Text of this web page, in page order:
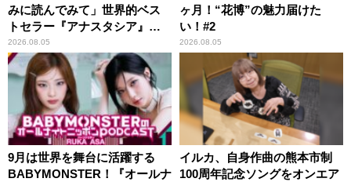
みに読んでみて」世界的ベス
トセラー『アナスタシア』を
紹介
2026.08.05
ヶ月！“花博”の魅力届けた
い！#2
2026.08.05
9月は世界を舞台に活躍する
BABYMONSTER！『オールナ
イルカ、自身作曲の熊本市制
100周年記念ソングをオンエア